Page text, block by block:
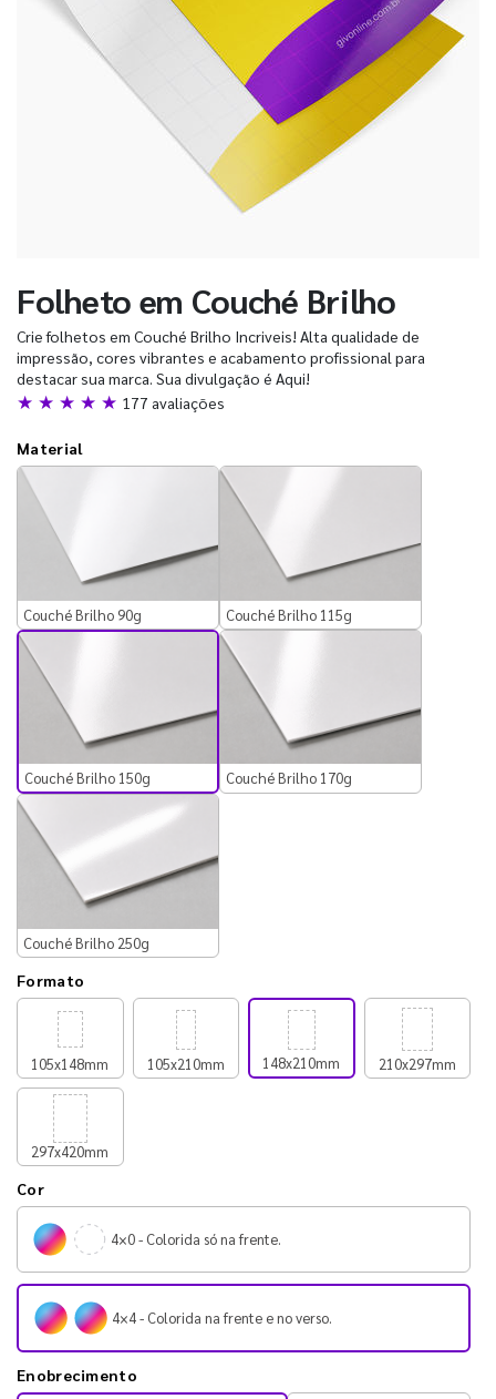
Folheto em Couché Brilho
Crie folhetos em Couché Brilho Incriveis! Alta qualidade de
impressão, cores vibrantes e acabamento profissional para
destacar sua marca. Sua divulgação é Aqui!
★ ★ ★ ★ ★ 177 avaliações
Material
Couché Brilho 90g Couché Brilho 115g
Couché Brilho 150g Couché Brilho 170g
Couché Brilho 250g
Formato
105x148mm 105x210mm 148x210mm 210x297mm
297x420mm
Cor
4×0 - Colorida só na frente.
4×4 - Colorida na frente e no verso.
Enobrecimento